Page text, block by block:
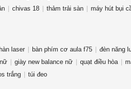
chivas 18 thảm trải sàn máy hút bụi
laser bàn phím cơ aula f75 đèn năng
giày new balance nữ quạt điều hòa
trắng túi đeo